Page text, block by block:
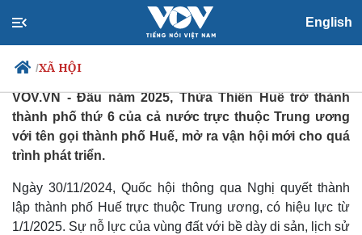
English
/XÃ HỘI
Chính trị
Tổ chức nhân sự
Quốc hội
Nhận diện sự thật
Dự báo thời tiết
Giáo dục
Dấu ấn VOV
Vận hội mới cho đô thị Huế
Chủ Nhật, 10:45, 22/12/2024
VOV.VN - Đầu năm 2025, Thừa Thiên Huế trở thành
thành phố thứ 6 của cả nước trực thuộc Trung ương
với tên gọi thành phố Huế, mở ra vận hội mới cho quá
trình phát triển.
Ngày 30/11/2024, Quốc hội thông qua Nghị quyết thành
lập thành phố Huế trực thuộc Trung ương, có hiệu lực từ
1/1/2025. Sự nỗ lực của vùng đất với bề dày di sản, lịch sử